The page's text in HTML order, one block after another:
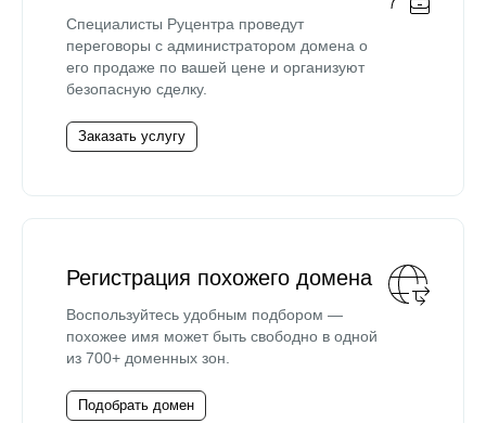
Специалисты Руцентра проведут
переговоры с администратором домена о
его продаже по вашей цене и организуют
безопасную сделку.
Заказать услугу
Регистрация похожего домена
Воспользуйтесь удобным подбором —
похожее имя может быть свободно в одной
из 700+ доменных зон.
Подобрать домен